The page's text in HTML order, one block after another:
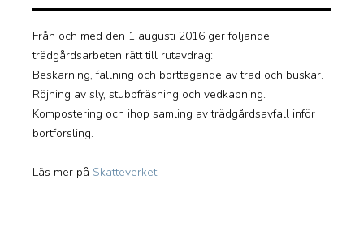
Från och med den 1 augusti 2016 ger följande
trädgårdsarbeten rätt till rutavdrag:
Beskärning, fällning och borttagande av träd och buskar.
Röjning av sly, stubbfräsning och vedkapning.
Kompostering och ihop samling av trädgårdsavfall inför
bortforsling.
Läs mer på Skatteverket